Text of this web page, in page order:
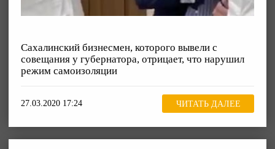
Сахалинский бизнесмен, которого вывели с
совещания у губернатора, отрицает, что нарушил
режим самоизоляции
27.03.2020 17:24 ЧИТАТЬ ДАЛЕЕ